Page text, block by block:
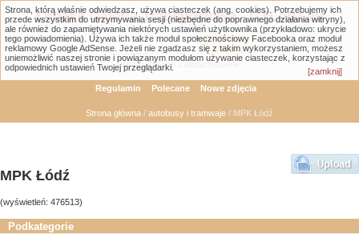
Łódzka Galeria Transportowa - GTLodz.eu
Wyszukiwanie zaawansowane
Regulamin Polecane Nowe zdjęcia
Strona główna / autobusy i tramwaje / MPK Łódź
MPK Łódź
(wyświetleń: 476513)
Podkategorie
Strona, którą właśnie odwiedzasz, używa ciasteczek (ang. cookies). Potrzebujemy ich
przede wszystkim do utrzymywania sesji (niezbędne do poprawnego działania witryny),
ale również do zapamiętywania niektórych ustawień użytkownika (przykładowo: ukrycie
tego powiadomienia). Używa ich także moduł społecznościowy Facebooka oraz moduł
reklamowy Google AdSense. Jeżeli nie zgadzasz się z takim wykorzystaniem, możesz
uniemożliwić naszej stronie i powiązanym modułom używanie ciasteczek, korzystając z
odpowiednich ustawień Twojej przeglądarki.
[zamknij]